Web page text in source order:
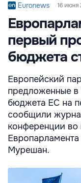
Euronews 16 июня
первый
бюджета
Европейский
предложенные в
бюджета ЕС на
сообщили
конференции во
Мурешан.